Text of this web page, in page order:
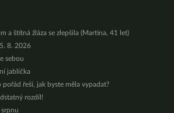
a štítná žláza se zlepšila (Martina, 41 let)
8. 2026
sebou
jablíčka
pořád řeší, jak byste měla vypadat?
rozdíl!
srpnu